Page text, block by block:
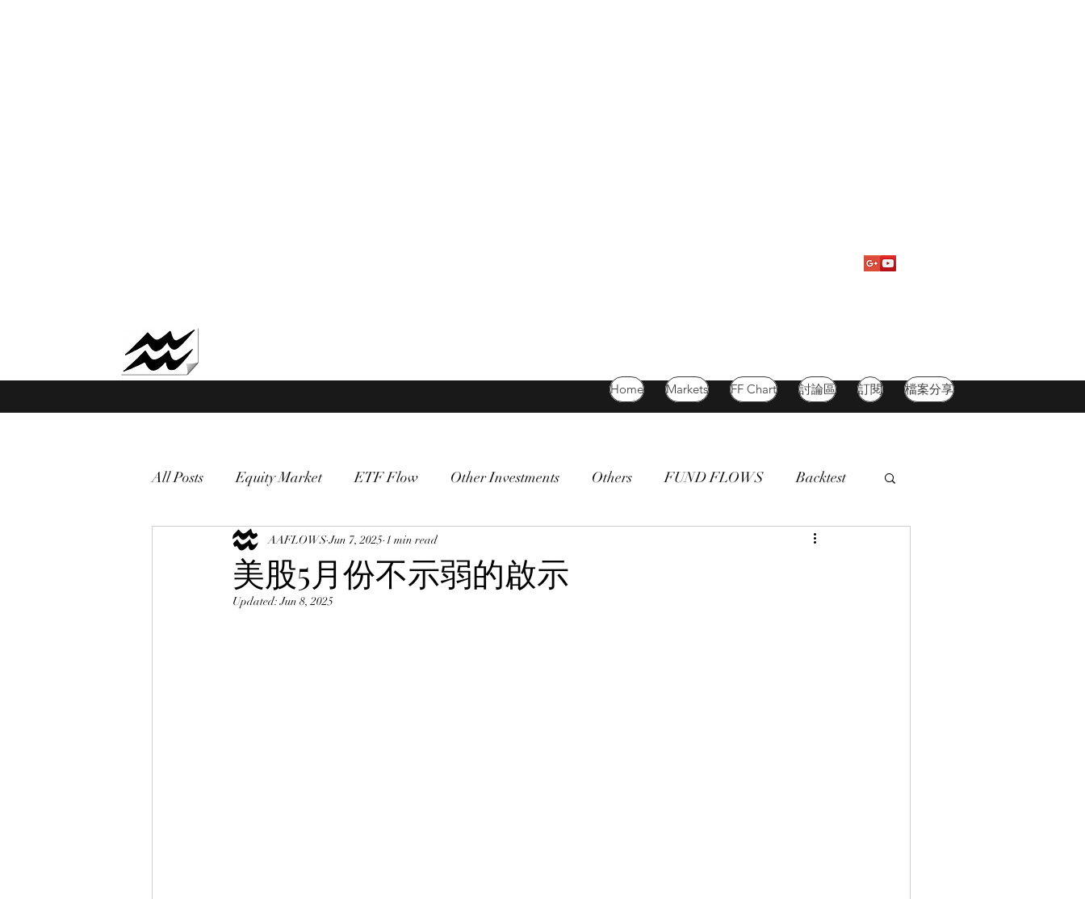
Home Markets FF Chart 討論區 訂閱 檔案分享
All Posts Equity Market ETF Flow Other Investments Others FUND FLOWS Backtest
VIX Market volatility bitcoin Oil
Currency Macro
美股5月份不示弱的啟示
AAFLOWS Jun 7, 2025 1 min read
Updated:Jun 8, 2025